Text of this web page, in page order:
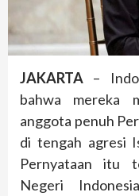
JAKARTA –
bahwa mereka
anggota penuh
di tengah agresi
Pernyataan itu
Negeri